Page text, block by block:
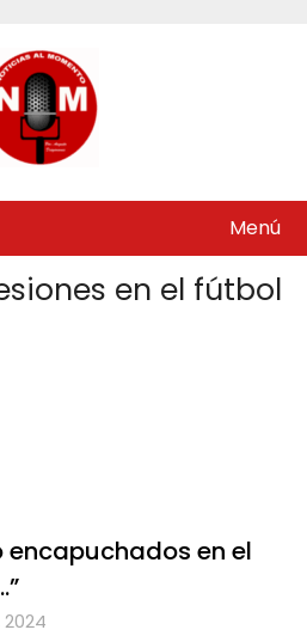
Menú
en el fútbol
encapuchados en el